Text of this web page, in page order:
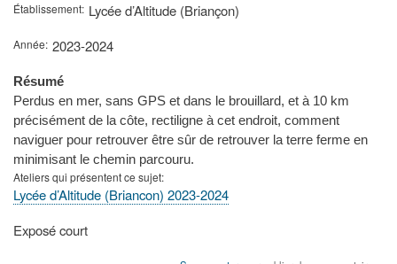
Établissement Lycée d’Altitude (Briançon)
Année 2023-2024
Résumé
Perdus en mer, sans GPS et dans le brouillard, et à 10 km
précisément de la côte, rectiligne à cet endroit, comment
naviguer pour retrouver être sûr de retrouver la terre ferme en
minimisant le chemin parcouru.
Ateliers qui présentent ce sujet
Lycée d’Altitude (Briancon) 2023-2024
Type
Exposé court